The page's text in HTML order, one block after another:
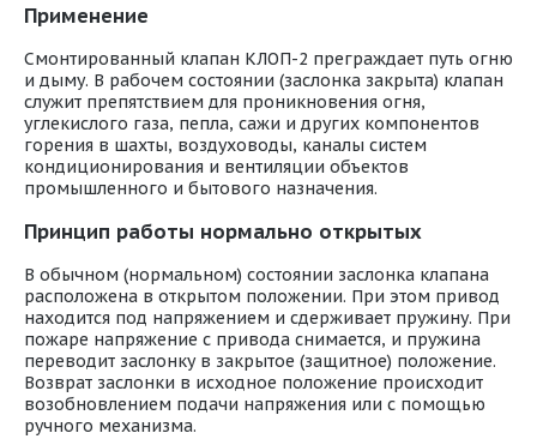
Применение
Смонтированный клапан КЛОП-2 преграждает путь огню
и дыму. В рабочем состоянии (заслонка закрыта) клапан
служит препятствием для проникновения огня,
углекислого газа, пепла, сажи и других компонентов
горения в шахты, воздуховоды, каналы систем
кондиционирования и вентиляции объектов
промышленного и бытового назначения.
Принцип работы нормально открытых
В обычном (нормальном) состоянии заслонка клапана
расположена в открытом положении. При этом привод
находится под напряжением и сдерживает пружину. При
пожаре напряжение с привода снимается, и пружина
переводит заслонку в закрытое (защитное) положение.
Возврат заслонки в исходное положение происходит
возобновлением подачи напряжения или с помощью
ручного механизма.